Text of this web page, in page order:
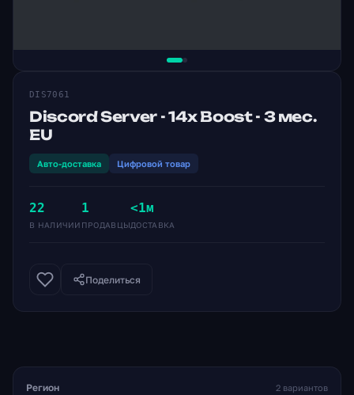
DIS7061
Discord Server - 14x Boost - 3 мес.
EU
Авто-доставка Цифровой товар
22
В НАЛИЧИИ
1
ПРОДАВЦЫ
<1м
ДОСТАВКА
Поделиться
Регион 2 вариантов